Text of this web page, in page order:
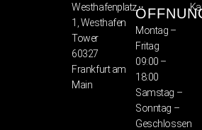
Westhafenplatz
1, Westhafen
Tower
60327
Frankfurt am
Main
Montag –
Fritag
09:00 –
18:00
Samstag –
Sonntag –
Geschlossen